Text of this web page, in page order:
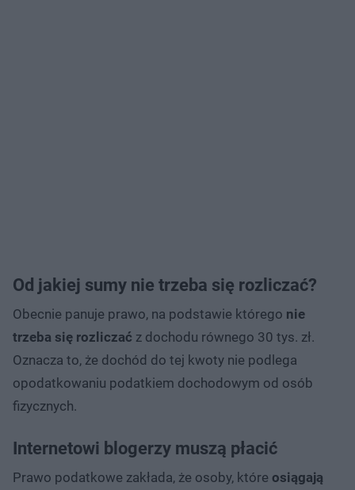
Od jakiej sumy nie trzeba się rozliczać?
Obecnie panuje prawo, na podstawie którego nie
trzeba się rozliczać z dochodu równego 30 tys. zł.
Oznacza to, że dochód do tej kwoty nie podlega
opodatkowaniu podatkiem dochodowym od osób
fizycznych.
Internetowi blogerzy muszą płacić
Prawo podatkowe zakłada, że osoby, które osiągają